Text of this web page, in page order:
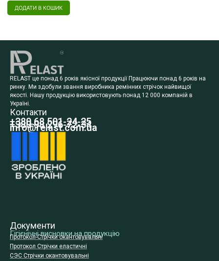
ДОДАТИ В КОШИК
RELAST це понад 6 років якісної продукції Працюючи понад 6 років на
ринку. Ми здобули звання виробника ремінних стрічок найвищої
якості. Нашу продукцію використовують понад 12 000 компаній в
Україні.
Контакти
+380 68 501-24-25
+380 98 296-72-34
info@relast.com.ua
Документи
Гігієнічні висновки на продукцію
Протокол-Стрічки окантовувальні
Протокол Стрічки еластичні
СЭС Стрічки окантовувальні